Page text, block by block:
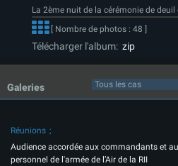
La 2ème nuit de la cérémonie de deuil
[ Nombre de photos : 48 ]
Télécharger l'album: zip
Galeries
Réunions
Audience accordée aux commandants et au
personnel de l'armée de l’Air de la RII